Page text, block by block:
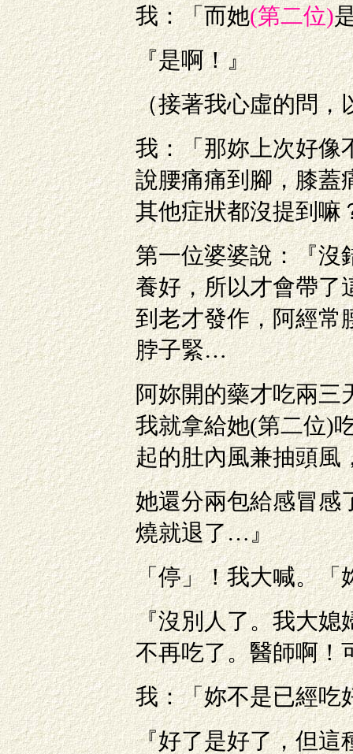
我：「而她(第二位)
『是啊！』
（接著我心虛的問，
我：「那妳上次好像
說腰痛痛到腳，膝蓋
其他症狀都沒提到嘛
第一位婆婆說：『沒
養好，所以才會帶了
到老才發作，阿經常
脖子緊…
阿妳開的藥才吃兩三
我就拿給她(第二位)
起的肚內風兼抽頭風
她還分兩包給感冒感
燒就退了…』
「停」！我大喊。「
『沒別人了。我大媳
不再吃了。醫師啊！
我：「妳不是已經吃
『好了是好了，但這